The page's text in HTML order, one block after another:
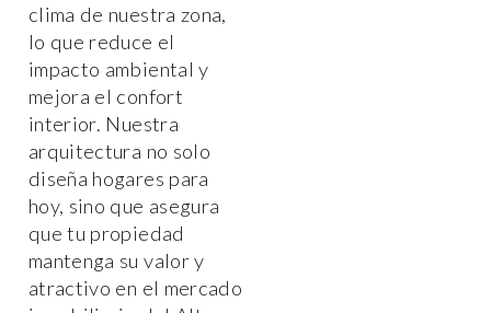
clima de nuestra zona,
lo que reduce el
impacto ambiental y
mejora el confort
interior. Nuestra
arquitectura no solo
diseña hogares para
hoy, sino que asegura
que tu propiedad
mantenga su valor y
atractivo en el mercado